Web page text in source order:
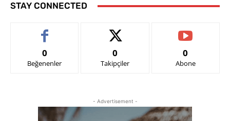
STAY CONNECTED
0
Beğenenler
0
Takipçiler
0
Abone
- Advertisement -